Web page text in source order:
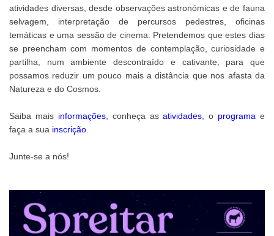
atividades diversas, desde observações astronómicas e de fauna
selvagem, interpretação de percursos pedestres, oficinas
temáticas e uma sessão de cinema. Pretendemos que estes dias
se preencham com momentos de contemplação, curiosidade e
partilha, num ambiente descontraído e cativante, para que
possamos reduzir um pouco mais a distância que nos afasta da
Natureza e do Cosmos.
Saiba mais informações, conheça asatividades , o programa e
faça a sua inscrição
Junte-se a nós!